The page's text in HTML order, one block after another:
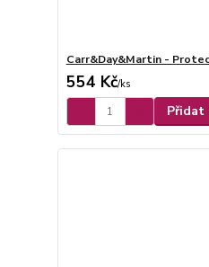
Carr&Day&Martin -
554 Kč/ks
Přidat